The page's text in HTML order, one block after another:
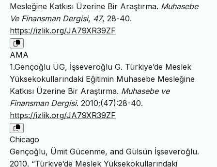
Mesleğine Katkısı Üzerine Bir Araştırma. Muhasebe
Ve Finansman Dergisi, 47, 28-40.
https://izlik.org/JA79XR39ZF
AMA
1.Gençoğlu ÜG, İşseveroğlu G. Türkiye’de Meslek
Yüksekokullarındaki Eğitimin Muhasebe Mesleğine
Katkısı Üzerine Bir Araştırma. Muhasebe ve
Finansman Dergisi. 2010;(47):28-40.
https://izlik.org/JA79XR39ZF
Chicago
Gençoğlu, Ümit Gücenme, and Gülsün İşseveroğlu.
2010. “Türkiye’de Meslek Yüksekokullarındaki